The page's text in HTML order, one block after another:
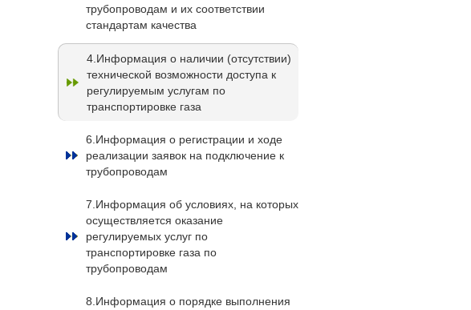
трубопроводам и их соответствии
стандартам качества
4.Информация о наличии (отсутствии)
технической возможности доступа к
регулируемым услугам по
транспортировке газа
6.Информация о регистрации и ходе
реализации заявок на подключение к
трубопроводам
7.Информация об условиях, на которых
осуществляется оказание
регулируемых услуг по
транспортировке газа по
трубопроводам
8.Информация о порядке выполнения